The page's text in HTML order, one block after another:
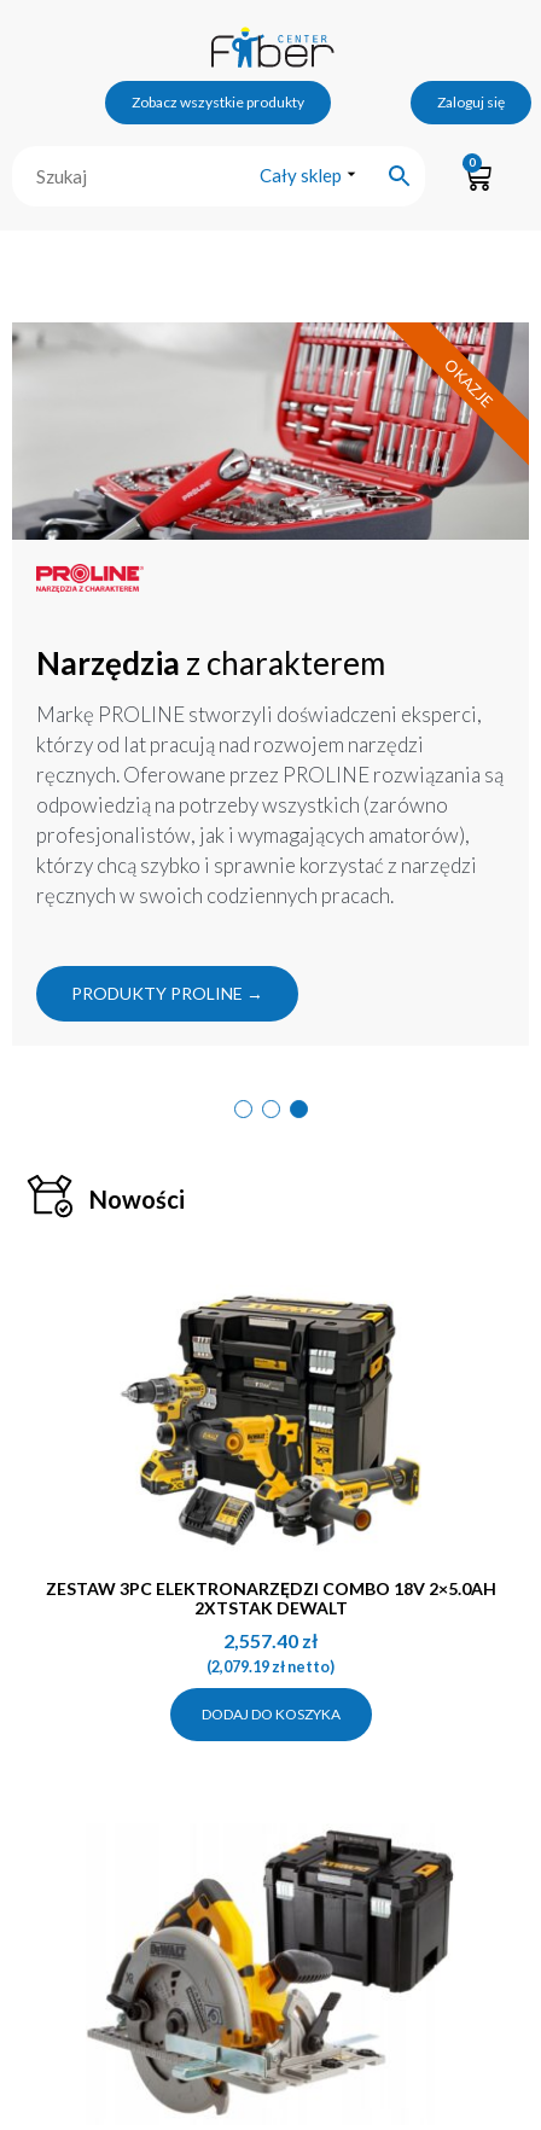
Zobacz wszystkie produkty Zaloguj się
Cały sklep
0
Narzędzia z charakterem
Markę PROLINE stworzyli doświadczeni eksperci,
którzy od lat pracują nad rozwojem narzędzi
ręcznych. Oferowane przez PROLINE rozwiązania są
odpowiedzią na potrzeby wszystkich (zarówno
profesjonalistów, jak i wymagających amatorów),
którzy chcą szybko i sprawnie korzystać z narzędzi
ręcznych w swoich codziennych pracach.
PRODUKTY PROLINE →
OKAZJE
Nowości
ZESTAW 3PC ELEKTRONARZĘDZI COMBO 18V 2×5.0AH
2XTSTAK DEWALT
2,557.40 zł
(2,079.19złnetto)
DODAJ DO KOSZYKA